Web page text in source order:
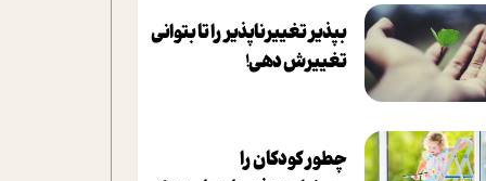
بپذير تغييرناپذير را تا بتواني
تغييرش دهي!‏
چطور کودکان را